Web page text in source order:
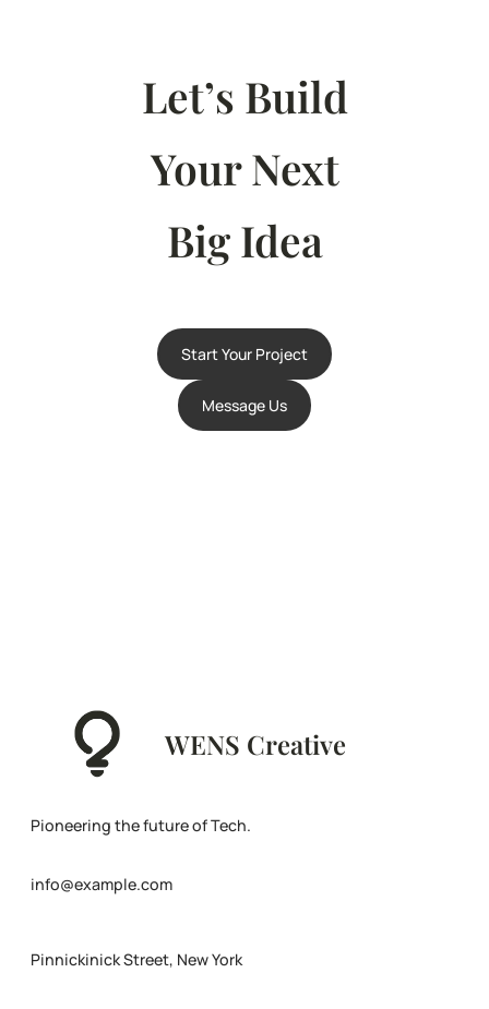
Let’s Build
Your Next
Big Idea
Start Your Project
Message Us
WENS Creative
Pioneering the future of Tech.
info@example.com
Pinnickinick Street, New York